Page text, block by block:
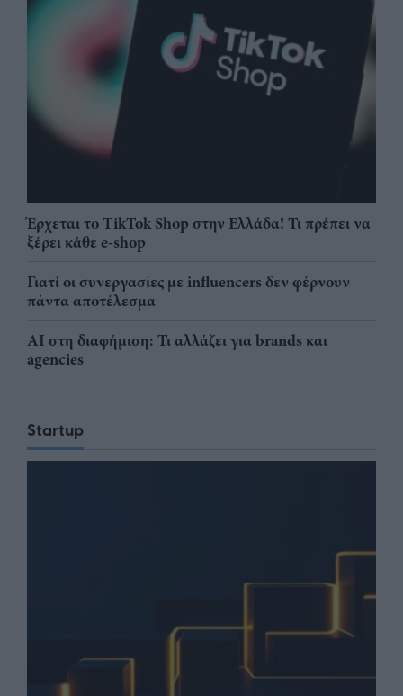
Έρχεται το TikTok Shop στην Ελλάδα! Τι πρέπει να
ξέρει κάθε e-shop
Γιατί οι συνεργασίες με influencers δεν φέρνουν
πάντα αποτέλεσμα
AI στη διαφήμιση: Τι αλλάζει για brands και
agencies
Startup